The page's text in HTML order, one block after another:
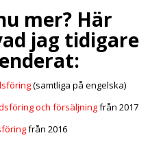
mer? Här
jag tidigare
(samtliga på engelska)
och försäljningfrån 2017
från 2016